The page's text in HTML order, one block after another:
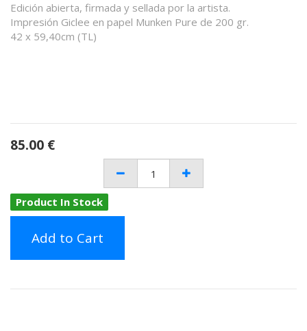
Edición abierta, firmada y sellada por la artista.
Impresión Giclee en papel Munken Pure de 200 gr.
42 x 59,40cm (TL)
85.00 €
Product In Stock
Add to Cart